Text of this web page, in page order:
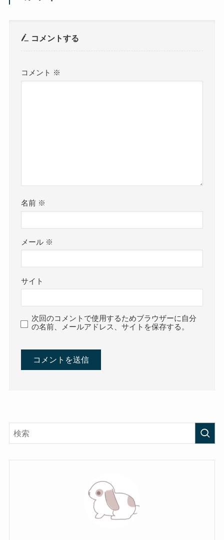
コメントする
コメント ※
名前 ※
メール ※
サイト
次回のコメントで使用するためブラウザーに自分
の名前、メールアドレス、サイトを保存する。